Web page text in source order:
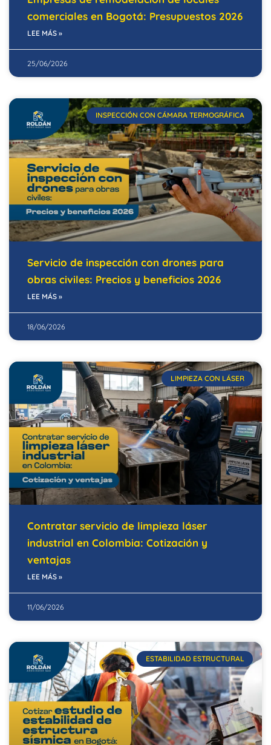
comerciales en Bogotá: Presupuestos 2026
LEE MÁS »
25/06/2026
INSPECCIÓN CON CÁMARA TERMOGRÁFICA
Servicio de inspección con drones para
obras civiles: Precios y beneficios 2026
LEE MÁS »
18/06/2026
LIMPIEZA CON LÁSER
Contratar servicio de limpieza láser
industrial en Colombia: Cotización y
ventajas
LEE MÁS »
11/06/2026
ESTABILIDAD ESTRUCTURAL